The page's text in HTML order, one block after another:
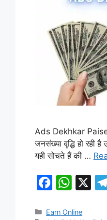
Ads Dekhkar Paise
जनसंख्या वृद्धि हो रही
यही सोचते हैं की …
F
c
W
at
X
Categories
Earn Online